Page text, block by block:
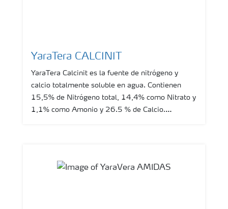
YaraTera CALCINIT
YaraTera Calcinit es la fuente de nitrógeno y
calcio totalmente soluble en agua. Contienen
15,5% de Nitrógeno total, 14,4% como Nitrato y
1,1% como Amonio y 26.5 % de Calcio.